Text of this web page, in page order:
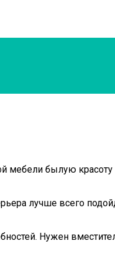
былую
лучше всего
Нужен